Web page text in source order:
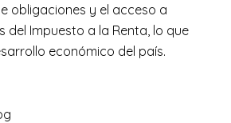
obligaciones y el acceso a
del Impuesto a la Renta, lo que
económico del país.